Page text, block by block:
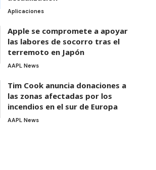
Aplicaciones
Apple se compromete a apoyar
las labores de socorro tras el
terremoto en Japón
AAPL News
Tim Cook anuncia donaciones a
las zonas afectadas por los
incendios en el sur de Europa
AAPL News